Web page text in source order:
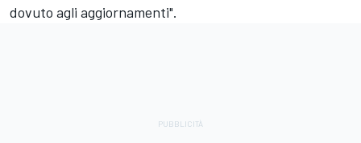
dovuto agli aggiornamenti".